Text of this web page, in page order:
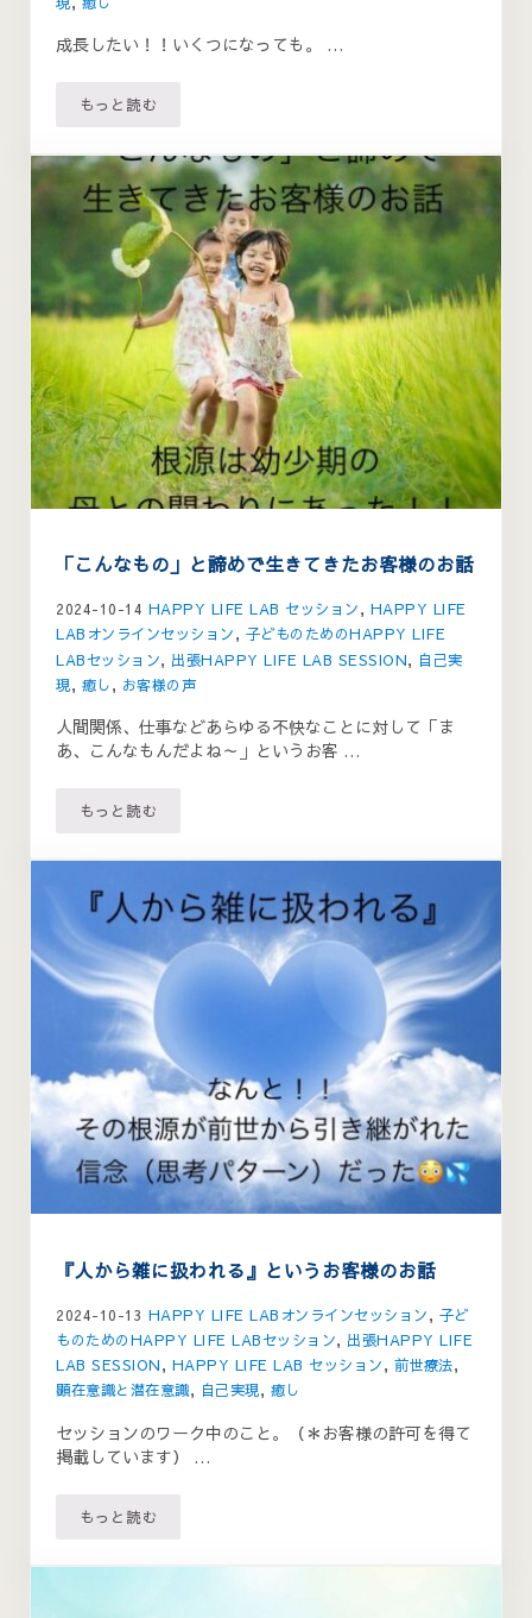
成長したい！！いくつになっても。 …
もっと読む自分磨き～自分にダメ出ししていませんか？～
「こんなもの」と諦めで生きてきたお客様のお話
2024-10-14 HAPPY LIFE LAB セッション, HAPPY LIFE
LABオンラインセッション, 子どものためのHAPPY LIFE
LABセッション, 出張HAPPY LIFE LAB SESSION, 自己実
現, 癒し, お客様の声
人間関係、仕事などあらゆる不快なことに対して「ま
あ、こんなもんだよね～」というお客 …
もっと読む「こんなもの」と諦めで生きてきたお客様のお話
『人から雑に扱われる』というお客様のお話
2024-10-13 HAPPY LIFE LABオンラインセッション, 子ど
ものためのHAPPY LIFE LABセッション, 出張HAPPY LIFE
LAB SESSION, HAPPY LIFE LAB セッション, 前世療法,
顕在意識と潜在意識, 自己実現, 癒し
セッションのワーク中のこと。（＊お客様の許可を得て
掲載しています） …
もっと読む『人から雑に扱われる』というお客様のお話